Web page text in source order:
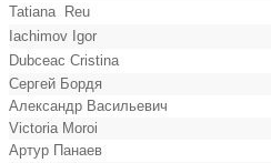
Tatiana Reu
Iachimov Igor
Dubceac Cristina
Сергей Бордя
Александр Васильевич
Victoria Moroi
Артур Панаев